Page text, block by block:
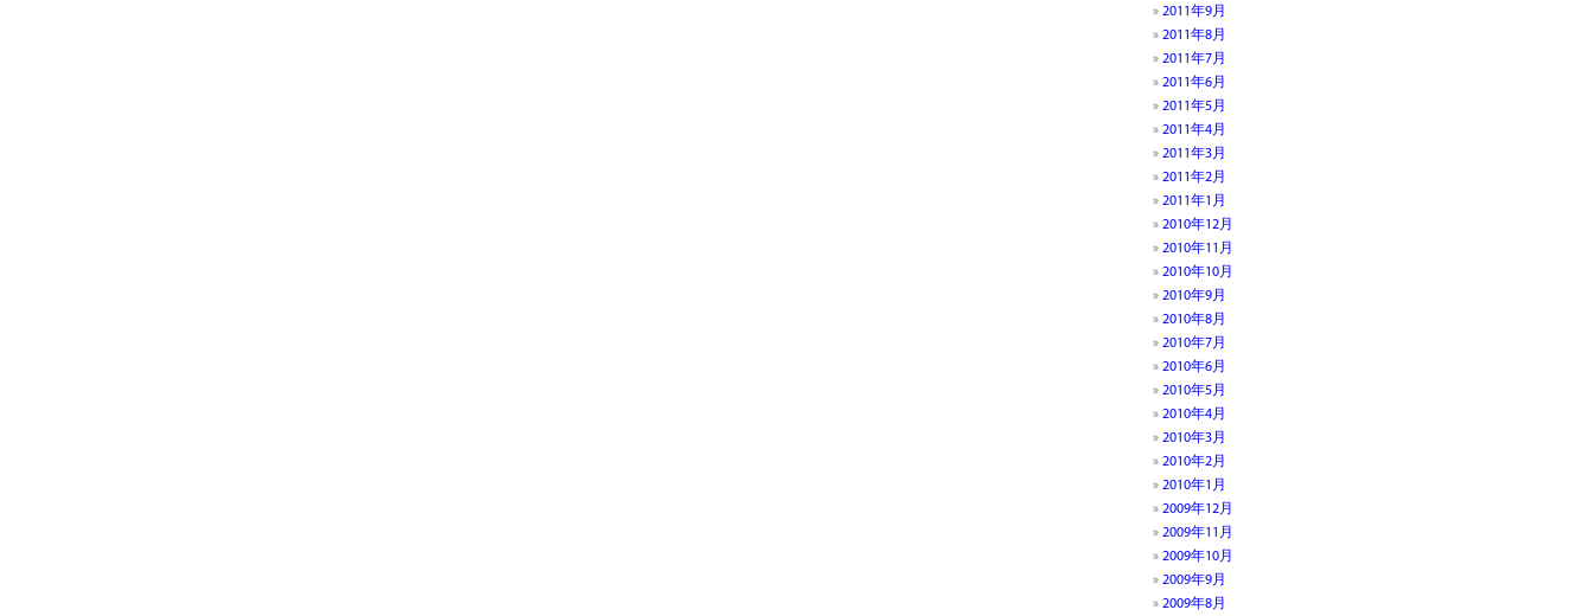
2011年9月
2011年8月
2011年7月
2011年6月
2011年5月
2011年4月
2011年3月
2011年2月
2011年1月
2010年12月
2010年11月
2010年10月
2010年9月
2010年8月
2010年7月
2010年6月
2010年5月
2010年4月
2010年3月
2010年2月
2010年1月
2009年12月
2009年11月
2009年10月
2009年9月
2009年8月